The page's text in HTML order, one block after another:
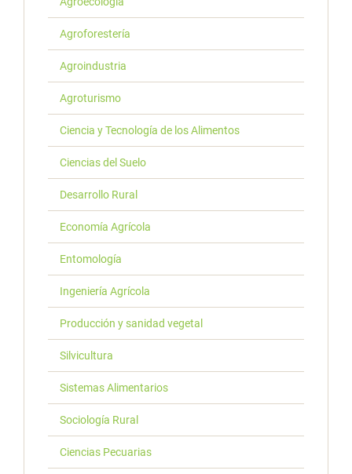
Agroforestería
Agroindustria
Agroturismo
Ciencia y Tecnología de los Alimentos
Ciencias del Suelo
Desarrollo Rural
Economía Agrícola
Entomología
Ingeniería Agrícola
Producción y sanidad vegetal
Silvicultura
Sistemas Alimentarios
Sociología Rural
Ciencias Pecuarias